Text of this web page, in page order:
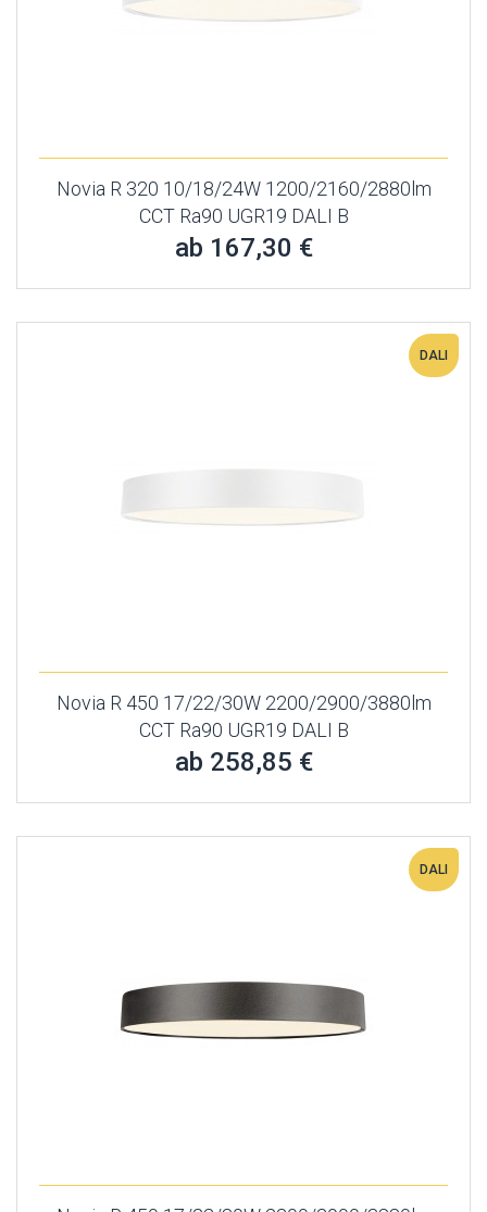
Novia R 320 10/18/24W 1200/2160/2880lm
CCT Ra90 UGR19 DALI B
ab 167,30 €
DALI
Novia R 450 17/22/30W 2200/2900/3880lm
CCT Ra90 UGR19 DALI B
ab 258,85 €
DALI